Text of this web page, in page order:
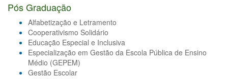
Pós Graduação
Alfabetização e Letramento
Cooperativismo Solidário
Educação Especial e Inclusiva
Especialização em Gestão da Escola Pública de Ensino
Médio (GEPEM)
Gestão Escolar